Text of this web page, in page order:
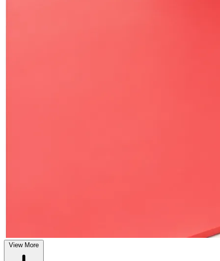
View More